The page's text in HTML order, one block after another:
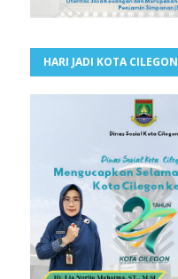
HARI JADI KOTA CILEGON